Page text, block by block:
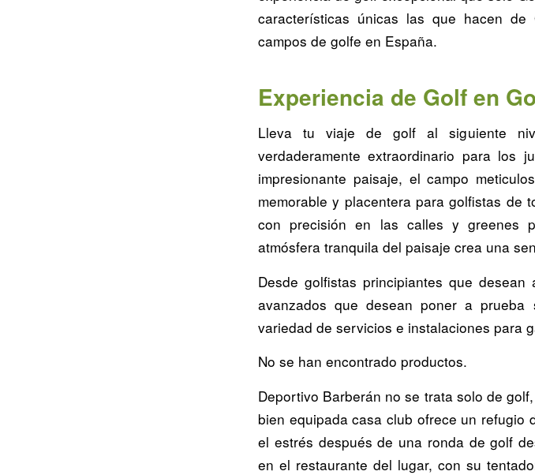
características únicas las que hacen
campos de golfe en España.
Experiencia de Golf en
Lleva tu viaje de golf al siguiente
verdaderamente extraordinario para los
impresionante paisaje, el campo
memorable y placentera para golfistas de
con precisión en las calles y greenes
atmósfera tranquila del paisaje crea una
Desde golfistas principiantes que
avanzados que desean poner a
variedad de servicios e instalaciones para
No se han encontrado productos.
Deportivo Barberán no se trata solo de
bien equipada casa club ofrece un refugio
el estrés después de una ronda de golf
en el restaurante del lugar, con su